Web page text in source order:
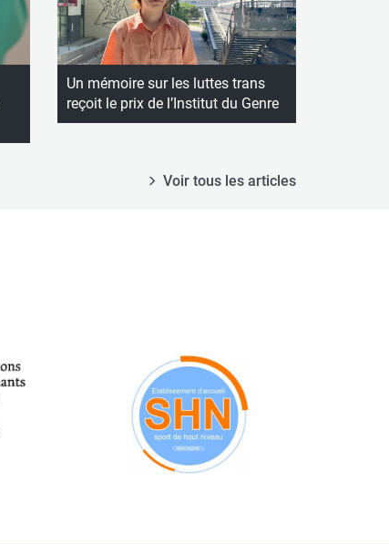
Un mémoire sur les luttes trans
reçoit le prix de l’Institut du Genre
Voir tous les articles